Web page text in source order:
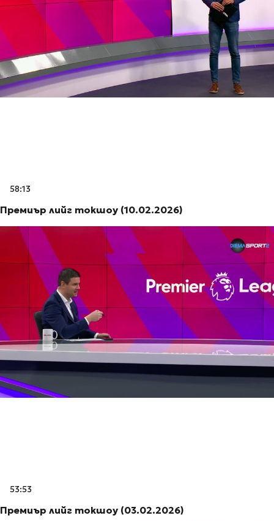
58:13
Премиър лийг токшоу (10.02.2026)
53:53
Премиър лийг токшоу (03.02.2026)